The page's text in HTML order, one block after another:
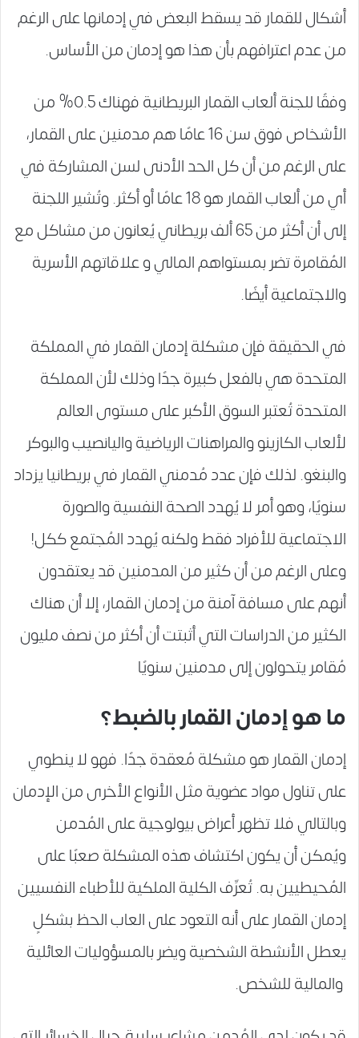
أشكال للقمار قد يسقط البعض في إدمانها على الرغم
من عدم اعترافهم بأن هذا هو إدمان من الأساس.
وفقًا للجنة ألعاب القمار البريطانية فهناك 0.5% من
الأشخاص فوق سن 16 عامًا هم مدمنين على القمار،
على الرغم من أن كل الحد الأدنى لسن المشاركة في
أي من ألعاب القمار هو 18 عامًا أو أكثر. وتُشير اللجنة
إلى أن أكثر من 65 ألف بريطاني يُعانون من مشاكل مع
المُقامرة تضر بمستواهم المالي و علاقاتهم الأسرية
والاجتماعية أيضًا.
في الحقيقة فإن مشكلة إدمان القمار في المملكة
المتحدة هي بالفعل كبيرة جدًا وذلك لأن المملكة
المتحدة تُعتبر السوق الأكبر على مستوى العالم
لألعاب الكازينو والمراهنات الرياضية واليانصيب والبوكر
والبنغو. لذلك فإن عدد مُدمني القمار في بريطانيا يزداد
سنويًا، وهو أمر لا يُهدد الصحة النفسية والصورة
الاجتماعية للأفراد فقط ولكنه يُهدد المُجتمع ككل!
وعلى الرغم من أن كثير من المدمنين قد يعتقدون
أنهم على مسافة آمنة من إدمان القمار، إلا أن هناك
الكثير من الدراسات التي أثبتت أن أكثر من نصف مليون
مُقامر يتحولون إلى مدمنين سنويًا
ما هو إدمان القمار بالضبط؟
إدمان القمار هو مشكلة مُعقدة جدًا. فهو لا ينطوي
على تناول مواد عضوية مثل الأنواع الأخرى من الإدمان
وبالتالي فلا تظهر أعراض بيولوجية على المُدمن
ويُمكن أن يكون اكتشاف هذه المشكلة صعبًا على
المُحيطيين به. تُعرِّف الكلية الملكية للأطباء النفسيين
إدمان القمار على أنه التعود على العاب الحظ بشكلٍ
يعطل الأنشطة الشخصية ويضر بالمسؤوليات العائلية
والمالية للشخص.